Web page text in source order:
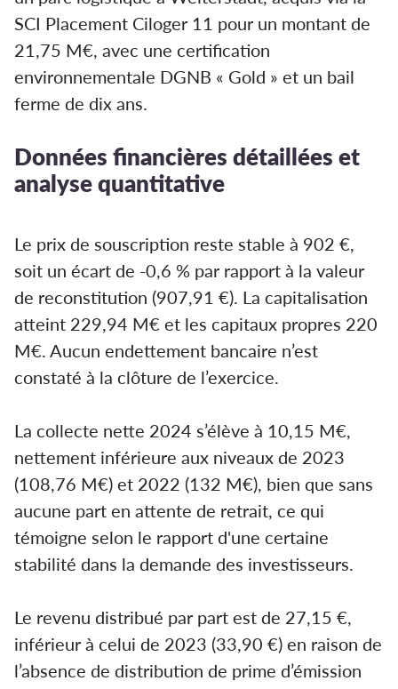
SCI Placement Ciloger 11 pour un montant de
21,75 M€, avec une certification
environnementale DGNB « Gold » et un bail
ferme de dix ans.
Données financières détaillées et
analyse quantitative
Le prix de souscription reste stable à 902 €,
soit un écart de -0,6 % par rapport à la valeur
de reconstitution (907,91 €). La capitalisation
atteint 229,94 M€ et les capitaux propres 220
M€. Aucun endettement bancaire n’est
constaté à la clôture de l’exercice.
La collecte nette 2024 s’élève à 10,15 M€,
nettement inférieure aux niveaux de 2023
(108,76 M€) et 2022 (132 M€), bien que sans
aucune part en attente de retrait, ce qui
témoigne selon le rapport d'une certaine
stabilité dans la demande des investisseurs.
Le revenu distribué par part est de 27,15 €,
inférieur à celui de 2023 (33,90 €) en raison de
l’absence de distribution de prime d’émission